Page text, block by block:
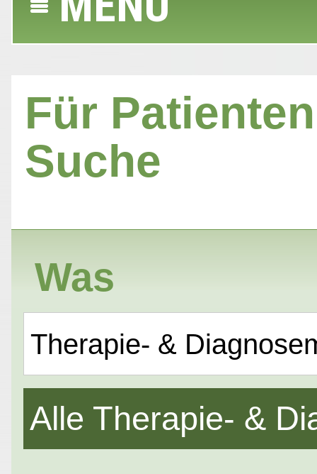
Für
Suche
Was
Therapie- &
Alle Therapie- &